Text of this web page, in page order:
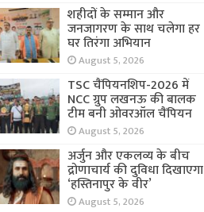
शहीदों के सम्मान और
जनजागरण के साथ चलेगा हर
घर तिरंगा अभियान
August 5, 2026
TSC चैंपियनशिप-2026 में
NCC ग्रुप लखनऊ की बालक
टीम बनी ओवरऑल चैंपियन
August 5, 2026
अर्जुन और एकलव्य के बीच
द्रोणाचार्य की दुविधा दिखाएगा
‘हस्तिनापुर के वीर’
August 5, 2026